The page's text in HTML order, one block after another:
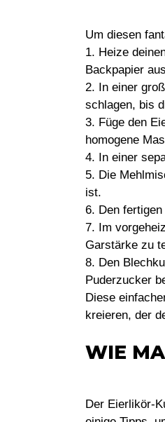
Um diesen
1. Heize
Backpapier
2. In einer
schlagen, bis
3. Füge den
homogene
4. In einer
5. Die
ist.
6. Den
7. Im
Garstärke zu
8. Den
Puderzucker
Diese
kreieren, der
WIE
Der Eierlikör-